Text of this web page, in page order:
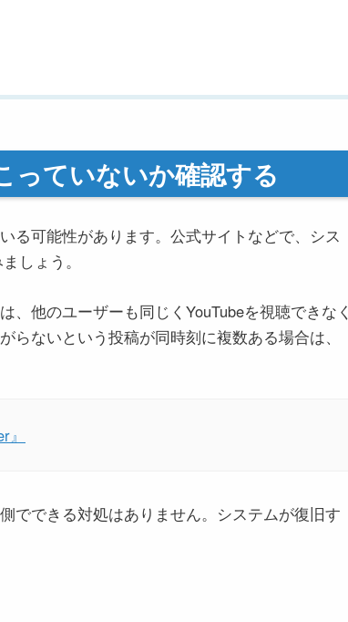
っていないか確認する
る可能性があります。公式サイトなどで、シス
しょう。
、他のユーザーも同じくYouTubeを視聴できなく
らないという投稿が同時刻に複数ある場合は、
でできる対処はありません。システムが復旧す